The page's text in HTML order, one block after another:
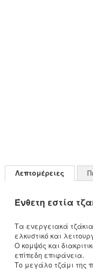
Λεπτομέρειες
Ένθετη εστία
Τα ενεργειακά
ελκυστικό και
Ο κομψός και
επίπεδη επιφάνεια.
Το μεγάλο τζάμι της